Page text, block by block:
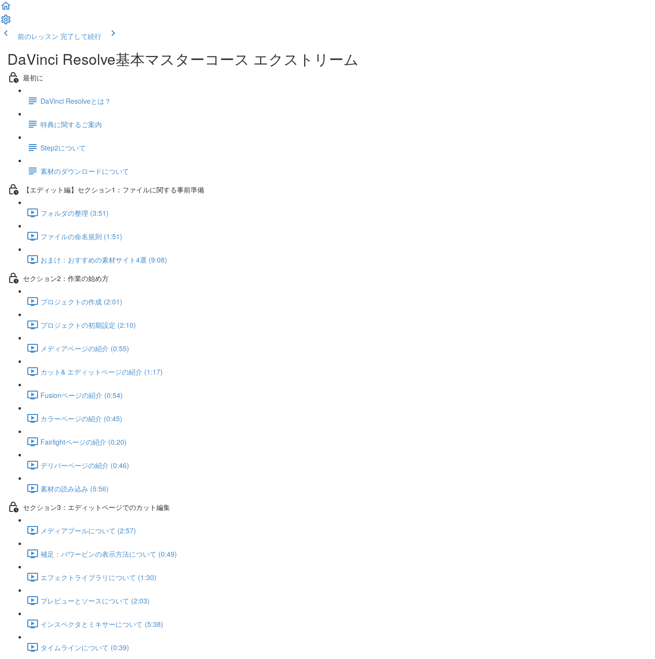
前のレッスン 完了して続行
DaVinci Resolve基本マスターコース エクストリーム
最初に
DaVinci Resolveとは？
特典に関するご案内
Step2について
素材のダウンロードについて
【エディット編】セクション1：ファイルに関する事前準備
フォルダの整理 (3:51)
ファイルの命名規則 (1:51)
おまけ：おすすめの素材サイト4選 (9:08)
セクション2：作業の始め方
プロジェクトの作成 (2:01)
プロジェクトの初期設定 (2:10)
メディアページの紹介 (0:55)
カット& エディットページの紹介 (1:17)
Fusionページの紹介 (0:54)
カラーページの紹介 (0:45)
Fairlightページの紹介 (0:20)
デリバーページの紹介 (0:46)
素材の読み込み (5:56)
セクション3：エディットページでのカット編集
メディアプールについて (2:57)
補足：パワービンの表示方法について (0:49)
エフェクトライブラリについて (1:30)
プレビューとソースについて (2:03)
インスペクタとミキサーについて (5:38)
タイムラインについて (0:39)